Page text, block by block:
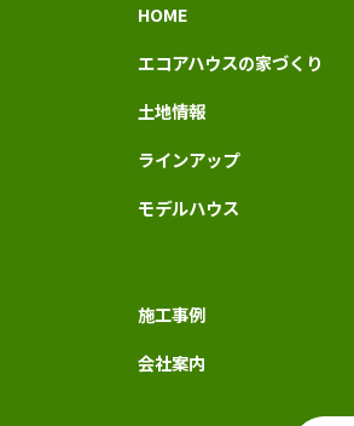
HOME
エコアハウスの家づくり
土地情報
ラインアップ
モデルハウス
施工事例
会社案内